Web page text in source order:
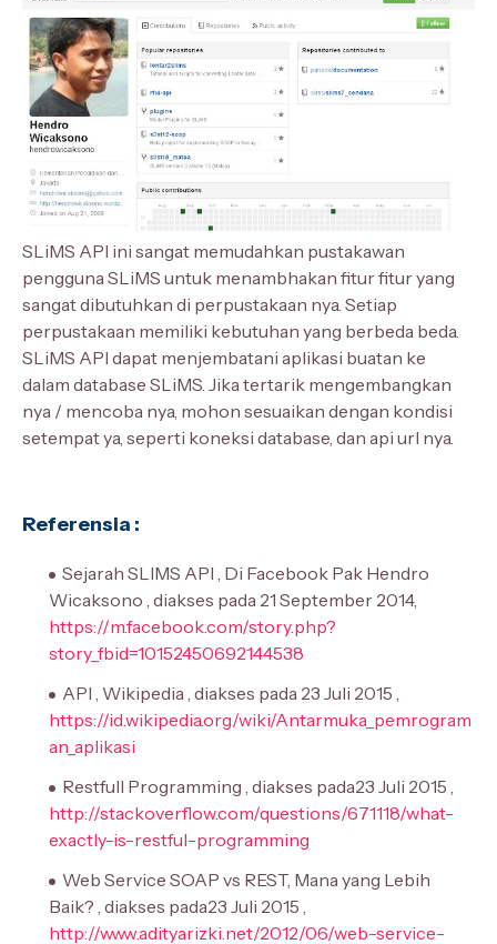
SLiMS API ini sangat memudahkan pustakawan
pengguna SLiMS untuk menambhakan fitur fitur yang
sangat dibutuhkan di perpustakaan nya. Setiap
perpustakaan memiliki kebutuhan yang berbeda beda.
SLiMS API dapat menjembatani aplikasi buatan ke
dalam database SLiMS. Jika tertarik mengembangkan
nya / mencoba nya, mohon sesuaikan dengan kondisi
setempat ya, seperti koneksi database, dan api url nya.
Referensia :
Sejarah SLIMS API , Di Facebook Pak Hendro
Wicaksono , diakses pada 21 September 2014,
https://m.facebook.com/story.php?
story_fbid=10152450692144538
API , Wikipedia , diakses pada 23 Juli 2015 ,
https://id.wikipedia.org/wiki/Antarmuka_pemrogram
an_aplikasi
Restfull Programming , diakses pada23 Juli 2015 ,
http://stackoverflow.com/questions/671118/what-
exactly-is-restful-programming
Web Service SOAP vs REST, Mana yang Lebih
Baik? , diakses pada23 Juli 2015 ,
http://www.adityarizki.net/2012/06/web-service-